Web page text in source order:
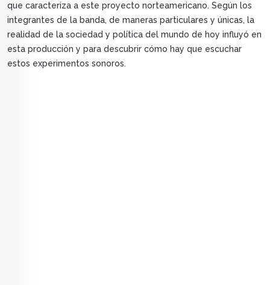
que caracteriza a este proyecto norteamericano. Según los
integrantes de la banda, de maneras particulares y únicas, la
realidad de la sociedad y política del mundo de hoy influyó en
esta producción y para descubrir cómo hay que escuchar
estos experimentos sonoros.